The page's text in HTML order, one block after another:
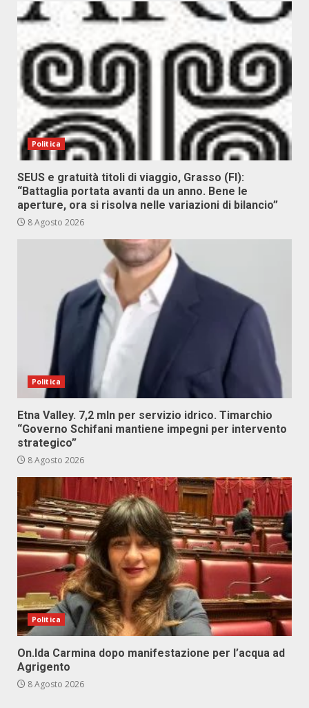
Politica
SEUS e gratuità titoli di viaggio, Grasso (FI):
“Battaglia portata avanti da un anno. Bene le
aperture, ora si risolva nelle variazioni di bilancio”
8 Agosto 2026
Politica
Etna Valley. 7,2 mln per servizio idrico. Timarchio
“Governo Schifani mantiene impegni per intervento
strategico”
8 Agosto 2026
Politica
On.Ida Carmina dopo manifestazione per l’acqua ad
Agrigento
8 Agosto 2026